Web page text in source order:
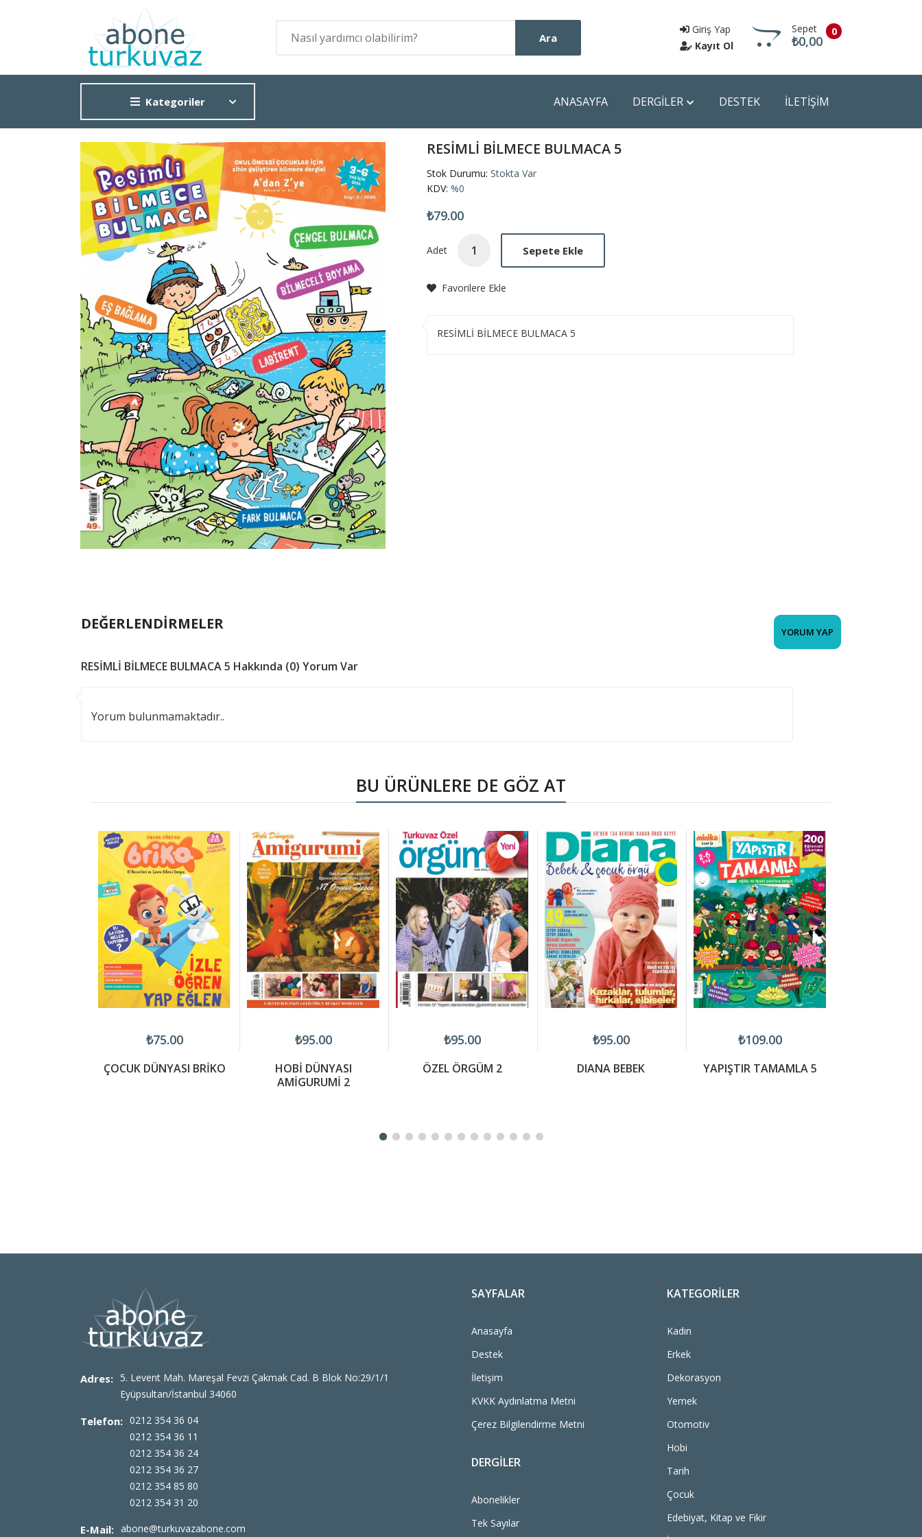
Ara
Giriş Yap
Kayıt Ol
0
Sepet
₺0,00
Sepete Git
Kategoriler ANASAYFA DERGİLER DESTEK İLETİŞİM
RESİMLİ BİLMECE BULMACA 5
Stok Durumu: Stokta Var
KDV: %0
₺79.00
Adet Sepete Ekle
Favorilere Ekle
RESİMLİ BİLMECE BULMACA 5
DEĞERLENDİRMELER YORUM YAP
RESİMLİ BİLMECE BULMACA 5 Hakkında (0) Yorum Var
Yorum bulunmamaktadır..
BU ÜRÜNLERE DE GÖZ AT
₺75.00
ÇOCUK DÜNYASI BRİKO
₺95.00
HOBİ DÜNYASI
AMİGURUMİ 2
₺95.00
ÖZEL ÖRGÜM 2
₺95.00
DIANA BEBEK
₺109.00
YAPIŞTIR TAMAMLA 5
Adres: 5. Levent Mah. Mareşal Fevzi Çakmak Cad. B Blok No:29/1/1
Eyüpsultan/İstanbul 34060
Telefon: 0212 354 36 04
0212 354 36 11
0212 354 36 24
0212 354 36 27
0212 354 85 80
0212 354 31 20
E-Mail: abone@turkuvazabone.com
SAYFALAR
Anasayfa
Destek
İletişim
KVKK Aydınlatma Metni
Çerez Bilgilendirme Metni
DERGILER
Abonelikler
Tek Sayılar
KATEGORILER
Kadın
Erkek
Dekorasyon
Yemek
Otomotiv
Hobi
Tarih
Çocuk
Edebiyat, Kitap ve Fikir